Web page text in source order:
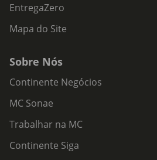
EntregaZero
Mapa do Site
Sobre Nós
Continente Negócios
MC Sonae
Trabalhar na MC
Continente Siga